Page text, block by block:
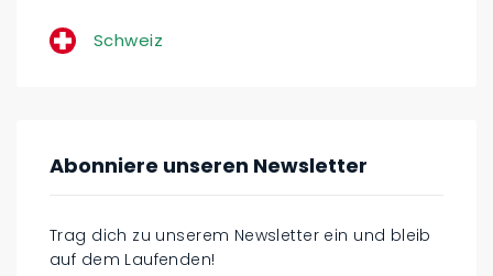
Schweiz
Abonniere unseren Newsletter
Trag dich zu unserem Newsletter ein und bleib
auf dem Laufenden!